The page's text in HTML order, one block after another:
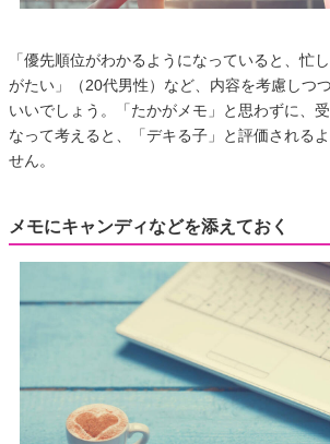
「優先順位がわかるようになっていると、忙
がたい」（20代男性）など、内容を考慮しつ
いいでしょう。「たかがメモ」と思わずに、
なって考えると、「デキる子」と評価される
せん。
メモにキャンディなどを添えておく